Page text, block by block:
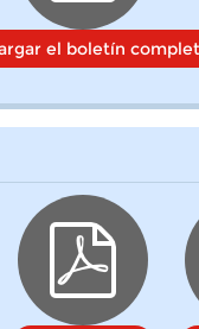
el boletín